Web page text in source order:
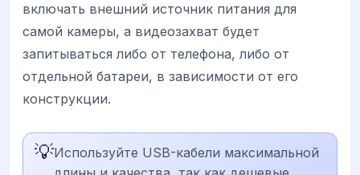
включать внешний источник питания для
самой камеры, а видеозахват будет
запитываться либо от телефона, либо от
отдельной батареи, в зависимости от его
конструкции.
💡Используйте USB-кабели максимальной